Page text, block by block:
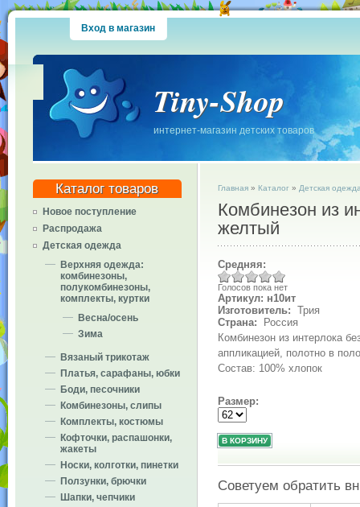
Вход в магазин
Tiny-Shop
интернет-магазин детских товаров
Каталог товаров
Новое поступление
Распродажа
Детская одежда
Верхняя одежда:
комбинезоны,
полукомбинезоны,
комплекты, куртки
Весна/осень
Зима
Вязаный трикотаж
Платья, сарафаны, юбки
Боди, песочники
Комбинезоны, слипы
Комплекты, костюмы
Кофточки, распашонки,
жакеты
Носки, колготки, пинетки
Ползунки, брючки
Шапки, чепчики
Главная» Каталог» Детская
Комбинезон из
желтый
Средняя:
Голосов пока нет
Артикул: н10ит
Изготовитель: Трия
Страна:
Россия
Комбинезон из интерлока
аппликацией, полотно в
Состав: 100% хлопок
Размер:
Советуем обратить